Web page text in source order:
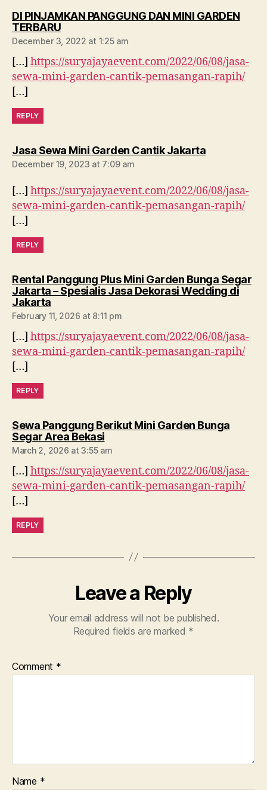
DI PINJAMKAN PANGGUNG DAN MINI GARDEN
TERBARUsays:
December 3, 2022 at 1:25 am
[…] https://suryajayaevent.com/2022/06/08/jasa-
sewa-mini-garden-cantik-pemasangan-rapih/
[…]
REPLY
Jasa Sewa Mini Garden Cantik Jakartasays:
December 19, 2023 at 7:09 am
[…] https://suryajayaevent.com/2022/06/08/jasa-
sewa-mini-garden-cantik-pemasangan-rapih/
[…]
REPLY
Rental Panggung Plus Mini Garden Bunga Segar
Jakarta – Spesialis Jasa Dekorasi Wedding di
Jakartasays:
February 11, 2026 at 8:11 pm
[…] https://suryajayaevent.com/2022/06/08/jasa-
sewa-mini-garden-cantik-pemasangan-rapih/
[…]
REPLY
Sewa Panggung Berikut Mini Garden Bunga
Segar Area Bekasisays:
March 2, 2026 at 3:55 am
[…] https://suryajayaevent.com/2022/06/08/jasa-
sewa-mini-garden-cantik-pemasangan-rapih/
[…]
REPLY
Leave a Reply
Your email address will not be published.
Required fields are marked *
Comment *
Name *